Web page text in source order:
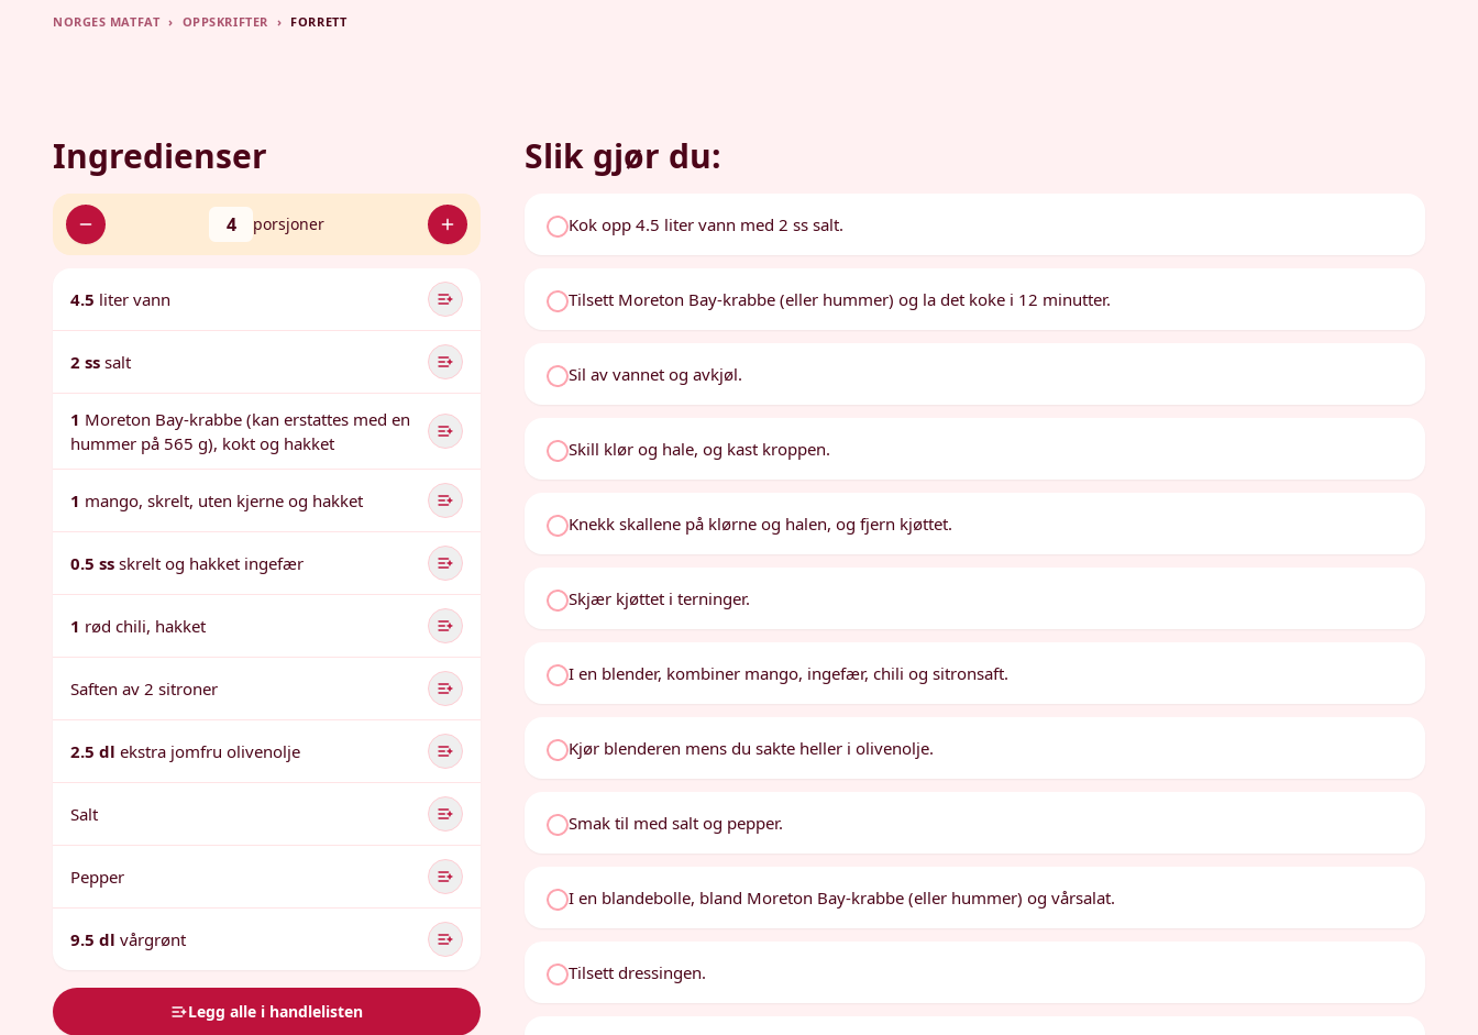
NORGES MATFAT › OPPSKRIFTER › FORRETT
Ingredienser
4 porsjoner
4.5 liter vann
2 ss salt
1 Moreton Bay-krabbe (kan erstattes med en
hummer på 565 g), kokt og hakket
1 mango, skrelt, uten kjerne og hakket
0.5 ss skrelt og hakket ingefær
1 rød chili, hakket
Saften av 2 sitroner
2.5 dl ekstra jomfru olivenolje
Salt
Pepper
9.5 dl vårgrønt
Legg alle i handlelisten
Slik gjør du:
Kok opp 4.5 liter vann med 2 ss salt.
Tilsett Moreton Bay-krabbe (eller hummer) og la det koke i 12 minutter.
Sil av vannet og avkjøl.
Skill klør og hale, og kast kroppen.
Knekk skallene på klørne og halen, og fjern kjøttet.
Skjær kjøttet i terninger.
I en blender, kombiner mango, ingefær, chili og sitronsaft.
Kjør blenderen mens du sakte heller i olivenolje.
Smak til med salt og pepper.
I en blandebolle, bland Moreton Bay-krabbe (eller hummer) og vårsalat.
Tilsett dressingen.